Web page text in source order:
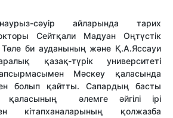
сәуір айларында тарих
Сейтқали Мадуан Оңтүстік
би ауданының және Қ.А.Яссауи
қазақ-түрік университеті
Мәскеу қаласында
болып қайтты. Сапардың басты
қаласының әлемге әйгілі ірі
кітапханаларының қолжазба